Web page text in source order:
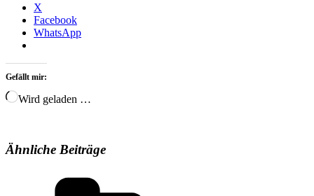
X
Facebook
WhatsApp
Gefällt mir:
Wird geladen …
Ähnliche Beiträge